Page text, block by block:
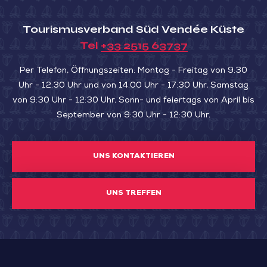
et
maceron
Tourismusverband Süd Vendée Küste
Tel +33 2515 63737
Per Telefon, Öffnungszeiten: Montag - Freitag von 9:30
Uhr - 12:30 Uhr und von 14:00 Uhr - 17:30 Uhr, Samstag
von 9:30 Uhr - 12:30 Uhr. Sonn- und feiertags von April bis
September von 9:30 Uhr - 12:30 Uhr.
UNS KONTAKTIEREN
UNS TREFFEN